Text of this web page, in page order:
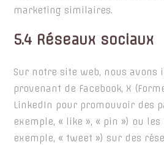
marketing similaires.
5.4 Réseaux sociaux
Sur notre site web, nous avons
provenant de Facebook, X
LinkedIn pour promouvoir des
exemple, « like », « pin ») ou
exemple, « tweet ») sur des